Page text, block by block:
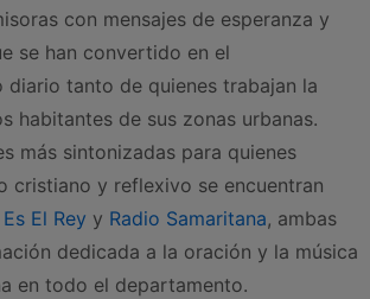
con mensajes de esperanza y
se han convertido en el
diario tanto de quienes trabajan la
habitantes de sus zonas urbanas.
más sintonizadas para quienes
cristiano y reflexivo se encuentran
El Rey y Radio Samaritana, ambas
dedicada a la oración y la música
en todo el departamento.